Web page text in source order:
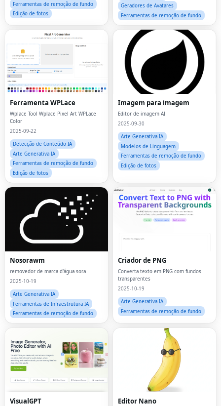
Ferramentas de remoção de fundo
Edição de fotos
Geradores de Avatares
Ferramentas de remoção de fundo
Ferramenta WPLace
Wplace Tool Wplace Pixel Art WPLace
Color
2025-09-22
Detecção de Conteúdo IA
Arte Generativa IA
Ferramentas de remoção de fundo
Edição de fotos
Imagem para imagem
Editor de imagem AI
2025-09-30
Arte Generativa IA
Modelos de Linguagem
Ferramentas de remoção de fundo
Edição de fotos
Nosorawm
removedor de marca d'água sora
2025-10-19
Arte Generativa IA
Ferramentas de Infraestrutura IA
Ferramentas de remoção de fundo
Criador de PNG
Converta texto em PNG com fundos
transparentes
2025-10-19
Arte Generativa IA
Ferramentas de remoção de fundo
VisualGPT Editor Nano